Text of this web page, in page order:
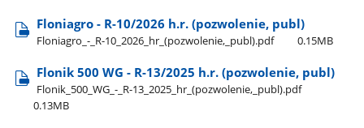
Floniagro - R-10/2026 h.r. (pozwolenie, publ)
Floniagro​_-​_R-10​_2026​_hr​_(pozwolenie,​_publ).pdf 0.15MB
Flonik 500 WG - R-13/2025 h.r. (pozwolenie, publ)
Flonik​_500​_WG​_-​_R-13​_2025​_hr​_(pozwolenie,​_publ).pdf
0.13MB